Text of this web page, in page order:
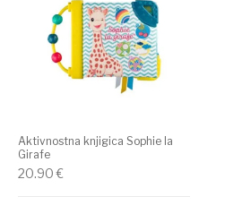
Aktivnostna knjigica Sophie la
Girafe
20.90€